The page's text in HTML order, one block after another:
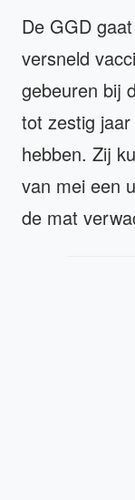
De GGD
versneld
gebeuren bij
tot zestig
hebben. Zij
van mei een
de mat